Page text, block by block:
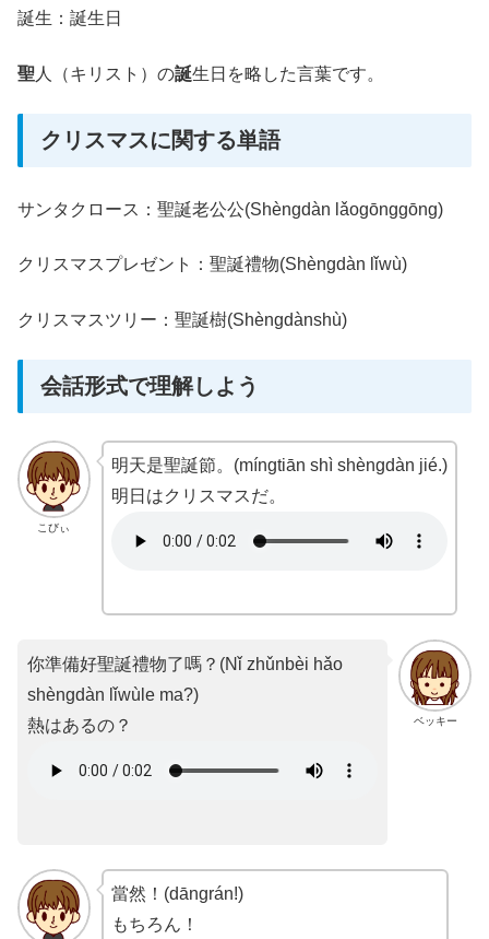
誕生：誕生日
聖 人（キリスト）の誕生日を略した言葉です。
クリスマスに関する単語
サンタクロース：聖誕老公公(Shèngdàn lǎogōnggōng)
クリスマスプレゼント：聖誕禮物(Shèngdàn lǐwù)
クリスマスツリー：聖誕樹(Shèngdànshù)
会話形式で理解しよう
こびぃ
明天是聖誕節。(míngtiān shì shèngdàn jié.)
明日はクリスマスだ。
ベッキー
你準備好聖誕禮物了嗎？(Nǐ zhǔnbèi hǎo
shèngdàn lǐwùle ma?)
熱はあるの？
當然！(dāngrán!)
もちろん！